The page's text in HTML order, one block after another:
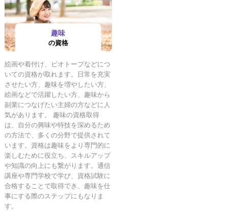
趣味
の資格
絵画や着付け、ビオトープなどにつ
いての資格が取れます。日常を充実
させたい方、趣味を増やしたい方、
絵画などで活躍したい方、趣味から
副業につなげたい主婦の方などに人
気があります。 趣味の資格取得
は、自分の興味や特技を深めるため
の方法で、多くの分野で提供されて
います。資格は趣味をより専門的に
楽しむために役立ち、スキルアップ
や知識の向上にも繋がります。通信
講座や専門学校で学び、資格試験に
合格することで取得でき、趣味を仕
事にする際のステップにもなりま
す。